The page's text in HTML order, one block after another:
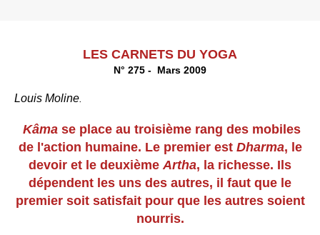
LES CARNETS DU YOGA
N° 275 - Mars 2009
Louis Moline
Kâma se place au troisième rang des mobiles
de l'action humaine. Le premier est Dharma, le
devoir et le deuxièmeArtha, la richesse. Ils
dépendent les uns des autres, il faut que le
premier soit satisfait pour que les autres soient
nourris.